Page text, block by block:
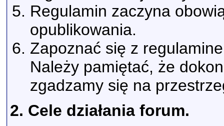
Regulamin zaczyna
opublikowania.
Zapoznać się z
Należy pamiętać, że
zgadzamy się na
2. Cele działania forum.